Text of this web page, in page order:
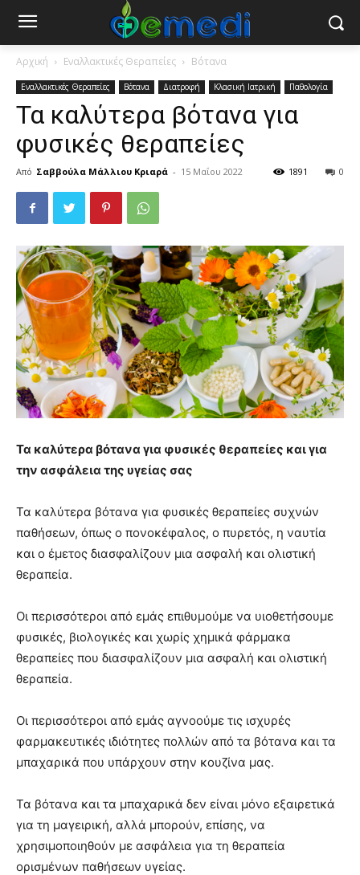
Αρχική Εναλλακτικές Θεραπείες Βότανα
Εναλλακτικές Θεραπείες Βότανα Διατροφή Κλασική Ιατρική Παθολογία
Τα καλύτερα βότανα για
φυσικές θεραπείες
Από Σαββούλα Μάλλιου Κριαρά - 15 Μαΐου 2022 0
1891
Τα καλύτερα βότανα για φυσικές θεραπείες και για
την ασφάλεια της υγείας σας
Τα καλύτερα βότανα για φυσικές θεραπείες συχνών
παθήσεων, όπως ο πονοκέφαλος, ο πυρετός, η ναυτία
και ο έμετος διασφαλίζουν μια ασφαλή και ολιστική
θεραπεία.
Οι περισσότεροι από εμάς επιθυμούμε να υιοθετήσουμε
φυσικές, βιολογικές και χωρίς χημικά φάρμακα
θεραπείες που διασφαλίζουν μια ασφαλή και ολιστική
θεραπεία.
Οι περισσότεροι από εμάς αγνοούμε τις ισχυρές
φαρμακευτικές ιδιότητες πολλών από τα βότανα και τα
μπαχαρικά που υπάρχουν στην κουζίνα μας.
Τα βότανα και τα μπαχαρικά δεν είναι μόνο εξαιρετικά
για τη μαγειρική, αλλά μπορούν, επίσης, να
χρησιμοποιηθούν με ασφάλεια για τη θεραπεία
ορισμένων παθήσεων υγείας.